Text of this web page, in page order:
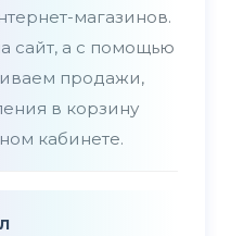
магазинов.
сайт, а с помощью
продажи,
в корзину
кабинете.